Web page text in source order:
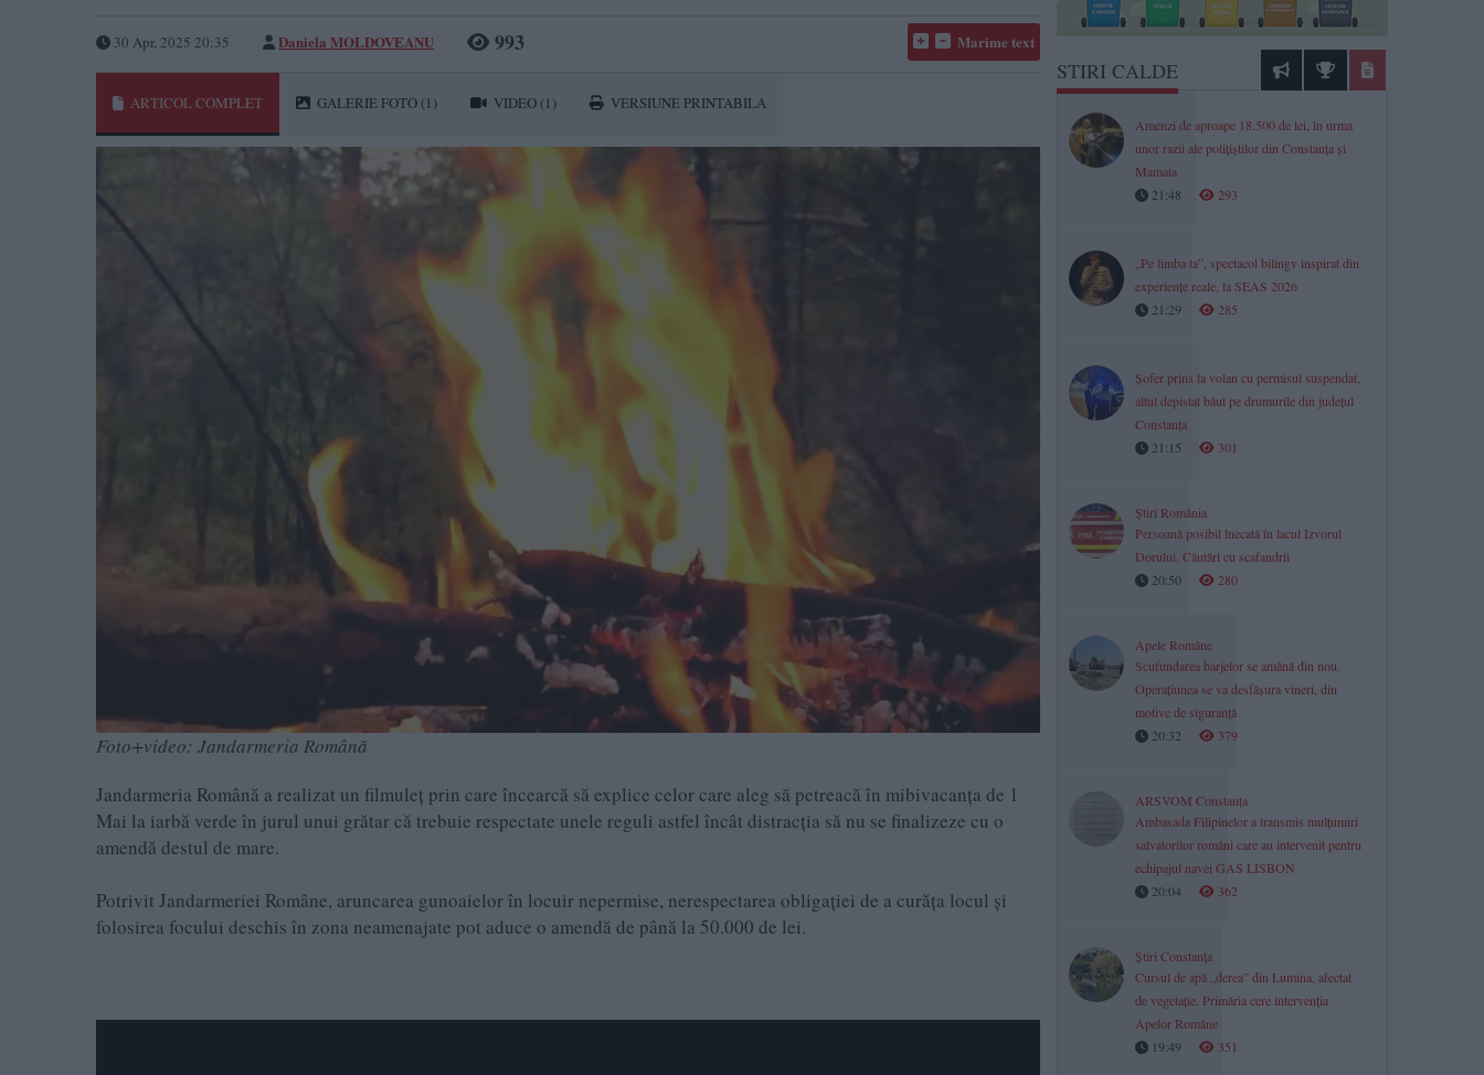
30 Apr, 2025 20:35 Daniela MOLDOVEANU 993 Marime text
ARTICOL COMPLET GALERIE FOTO (1) VIDEO (1) VERSIUNE PRINTABILA
Foto+video: Jandarmeria Română
Jandarmeria Română a realizat un filmuleț prin care încearcă să explice celor care aleg să petreacă în mibivacanța de 1
Mai la iarbă verde în jurul unui grătar că trebuie respectate unele reguli astfel încât distracția să nu se finalizeze cu o
amendă destul de mare.
Potrivit Jandarmeriei Române, aruncarea gunoaielor în locuir nepermise, nerespectarea obligației de a curăța locul și
folosirea focului deschis în zona neamenajate pot aduce o amendă de până la 50.000 de lei.
STIRI CALDE
Amenzi de aproape 18.500 de lei, în urma
unor razii ale polițiștilor din Constanța și
Mamaia
21:48
293
„Pe limba ta”, spectacol bilingv inspirat din
experiențe reale, la SEAS 2026
21:29
285
Șofer prins la volan cu permisul suspendat,
altul depistat băut pe drumurile din județul
Constanța
21:15
301
Știri România
Persoană posibil înecată în lacul Izvorul
Dorului. Căutări cu scafandrii
20:50
280
Apele Române
Scufundarea barjelor se amână din nou.
Operațiunea se va desfășura vineri, din
motive de siguranță
20:32
379
ARSVOM Constanța
Ambasada Filipinelor a transmis mulțumiri
salvatorilor români care au intervenit pentru
echipajul navei GAS LISBON
20:04
362
Știri Constanța
Cursul de apă „derea” din Lumina, afectat
de vegetație. Primăria cere intervenția
Apelor Române
19:49
351